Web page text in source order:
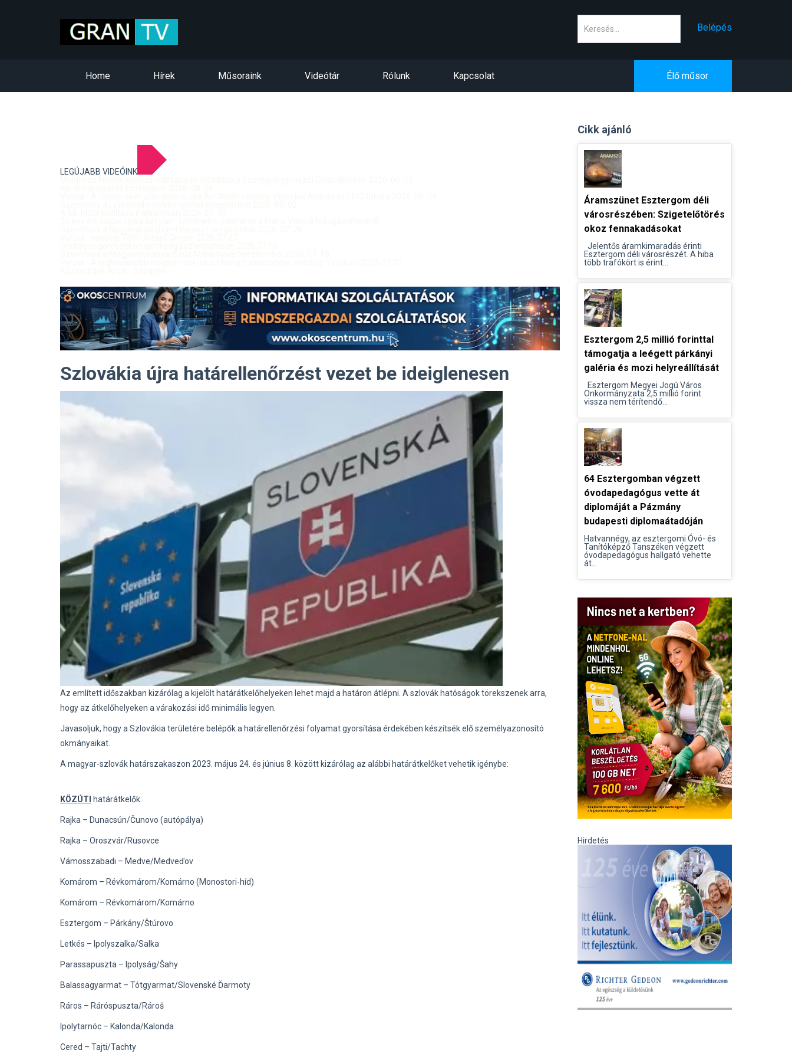
Belépés
Home Hírek Műsoraink Videótár Rólunk Kapcsolat Élő műsor
LEGÚJABB VIDEÓINK
Szlovákia újra határellenőrzést vezet be ideiglenesen
Az említett időszakban kizárólag a kijelölt határátkelőhelyeken lehet majd a határon átlépni. A szlovák hatóságok törekszenek arra,
hogy az átkelőhelyeken a várakozási idő minimális legyen.
Javasoljuk, hogy a Szlovákia területére belépők a határellenőrzési folyamat gyorsítása érdekében készítsék elő személyazonosító
okmányaikat.
A magyar-szlovák határszakaszon 2023. május 24. és június 8. között kizárólag az alábbi határátkelőket vehetik igénybe:
KÖZÚTI határátkelők:
Rajka – Dunacsún/Čunovo (autópálya)
Rajka – Oroszvár/Rusovce
Vámosszabadi – Medve/Medveďov
Komárom – Révkomárom/Komárno (Monostori-híd)
Komárom – Révkomárom/Komárno
Esztergom – Párkány/Štúrovo
Letkés – Ipolyszalka/Salka
Parassapuszta – Ipolyság/Šahy
Balassagyarmat – Tótgyarmat/Slovenské Ďarmoty
Ráros – Ráróspuszta/Rároš
Ipolytarnóc – Kalonda/Kalonda
Cered – Tajti/Tachty
Cikk ajánló
Áramszünet Esztergom déli
városrészében: Szigetelőtörés
okoz fennakadásokat
Jelentős áramkimaradás érinti
Esztergom déli városrészét. A hiba
több trafókört is érint...
Esztergom 2,5 millió forinttal
támogatja a leégett párkányi
galéria és mozi helyreállítását
Esztergom Megyei Jogú Város
Önkormányzata 2,5 millió forint
vissza nem térítendő...
64 Esztergomban végzett
óvodapedagógus vette át
diplomáját a Pázmány
budapesti diplomaátadóján
Hatvannégy, az esztergomi Óvó- és
Tanítóképző Tanszéken végzett
óvodapedagógus hallgató vehette
át...
Hirdetés